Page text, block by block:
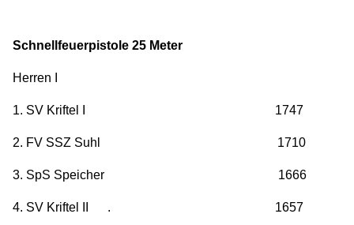
Schnellfeuerpistole 25 Meter
Herren I
1. SV Kriftel I 1747
2. FV SSZ Suhl 1710
3. SpS Speicher 1666
4. SV Kriftel II . 1657